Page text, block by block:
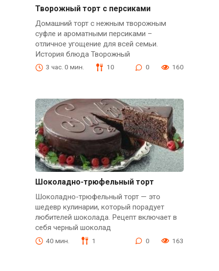
Творожный торт с персиками
Домашний торт с нежным творожным
суфле и ароматными персиками –
отличное угощение для всей семьи.
История блюда Творожный
3 час. 0 мин. 10 0 160
Шоколадно-трюфельный торт
Шоколадно-трюфельный торт — это
шедевр кулинарии, который порадует
любителей шоколада. Рецепт включает в
себя черный шоколад
40 мин. 1 0 163